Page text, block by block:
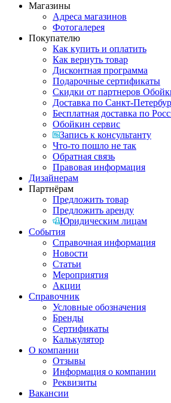
Магазины
Адреса магазинов
Фотогалерея
Покупателю
Как купить и оплатить
Как вернуть товар
Дисконтная программа
Подарочные сертификаты
Скидки от партнеров
Доставка по Санкт-
Бесплатная доставка по
Обойкин сервис
Запись к консультанту
Что-то пошло не так
Обратная связь
Правовая информация
Дизайнерам
Партнёрам
Предложить товар
Предложить аренду
Юридическим лицам
События
Справочная информация
Новости
Статьи
Мероприятия
Акции
Справочник
Условные обозначения
Бренды
Сертификаты
Калькулятор
О компании
Отзывы
Информация о компании
Реквизиты
Вакансии